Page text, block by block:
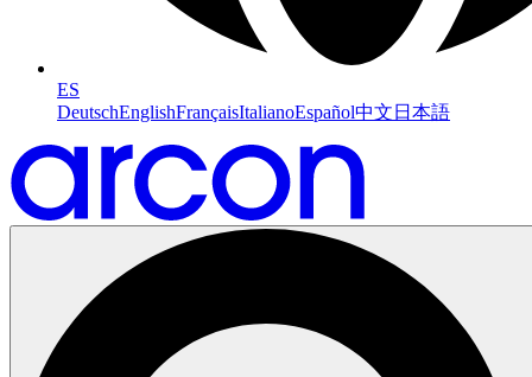
ES
DeutschEnglishFrançaisItalianoEspañol中文 日本語